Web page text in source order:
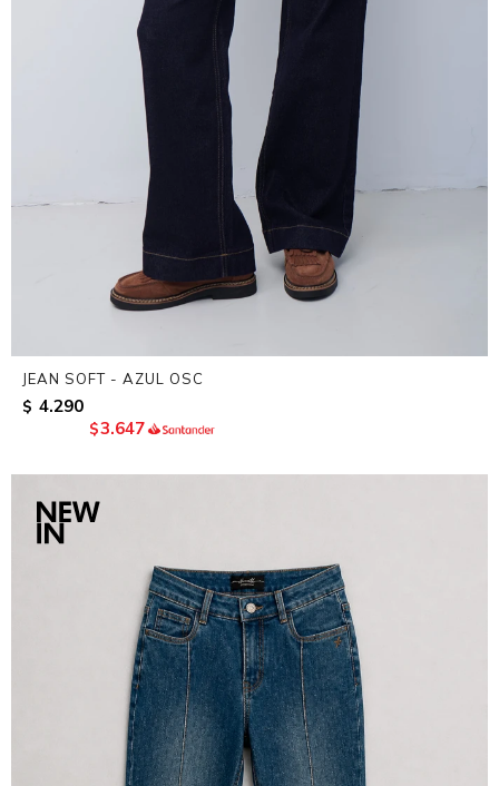
JEAN SOFT - AZUL OSC
$ 4.290
$3.647